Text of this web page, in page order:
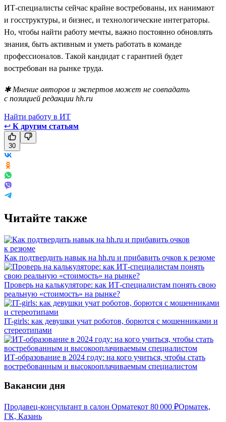
ИТ-специалисты сейчас крайне востребованы, их нанимают
и госструктуры, и бизнес, и технологические интеграторы.
Но, чтобы найти работу мечты, важно постоянно обновлять
знания, быть активным и уметь работать в команде
профессионалов. Такой кандидат с гарантией будет
востребован на рынке труда.
✱ Мнение авторов и экспертов может не совпадать
с позицией редакции hh.ru
Найти работу в ИТ
↩ К другим статьям
30
Читайте также
Как подтвердить навык на hh.ru и прибавить очков к резюме
Проверь на калькуляторе: как ИТ-специалистам понять свою
реальную «стоимость» на рынке?
IT-girls: как девушки учат роботов, борются с мошенниками и
стереотипами
ИТ-образование в 2024 году: на кого учиться, чтобы стать
востребованным и высокооплачиваемым специалистом
Вакансии дня
Продавец-консультант в салон Орматекот 80 000 ₽Орматек,
ГК, Казань